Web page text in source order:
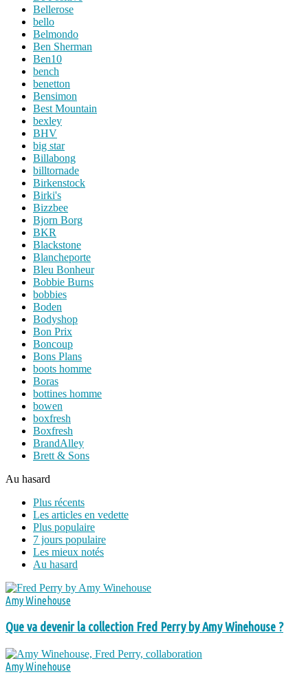
Bellerose
bello
Belmondo
Ben Sherman
Ben10
bench
benetton
Bensimon
Best Mountain
bexley
BHV
big star
Billabong
billtornade
Birkenstock
Birki's
Bizzbee
Bjorn Borg
BKR
Blackstone
Blancheporte
Bleu Bonheur
Bobbie Burns
bobbies
Boden
Bodyshop
Bon Prix
Boncoup
Bons Plans
boots homme
Boras
bottines homme
bowen
boxfresh
Boxfresh
BrandAlley
Brett & Sons
Au hasard
Plus récents
Les articles en vedette
Plus populaire
7 jours populaire
Les mieux notés
Au hasard
Amy Winehouse
Que va devenir la collection Fred Perry by Amy Winehouse ?
Amy Winehouse